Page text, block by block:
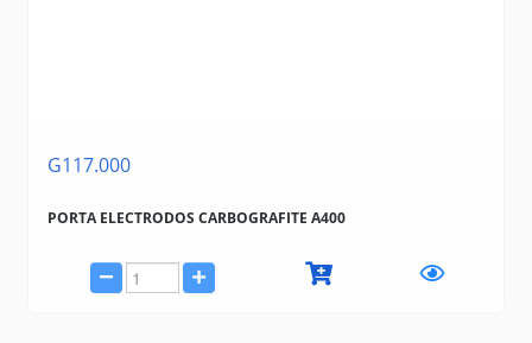
G117.000
PORTA ELECTRODOS CARBOGRAFITE A400